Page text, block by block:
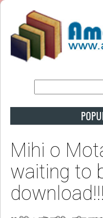
Mihi o
waiting to
download!!!